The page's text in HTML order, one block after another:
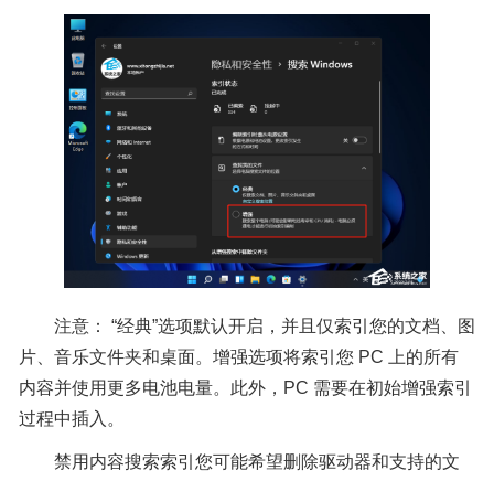
注意： “经典”选项默认开启，并且仅索引您的文档、图
片、音乐文件夹和桌面。增强选项将索引您 PC 上的所有
内容并使用更多电池电量。此外，PC 需要在初始增强索引
过程中插入。
禁用内容搜索索引您可能希望删除驱动器和支持的文